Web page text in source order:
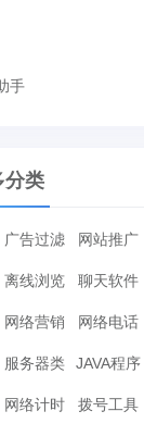
手
分类
广告过滤 网站推广
离线浏览 聊天软件
网络营销 网络电话
服务器类 JAVA程序
网络计时 拨号工具